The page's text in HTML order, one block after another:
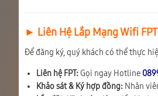
► Liên Hệ Lắp Mạng Wifi
Để đăng ký, quý khách có thể thực
Liên hệ FPT: Gọi ngay Hotline
Khảo sát & Ký hợp đồng: Nhân